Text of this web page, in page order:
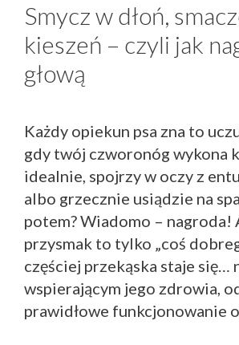
Smycz w dłoń,
kieszeń – czyli jak
głową
Każdy opiekun psa zna to
gdy twój czworonóg wykona
idealnie, spojrzy w oczy z
albo grzecznie usiądzie na
potem? Wiadomo – nagroda!
przysmak to tylko „coś
częściej przekąska staje się…
wspierającym jego zdrowia,
prawidłowe funkcjonowanie